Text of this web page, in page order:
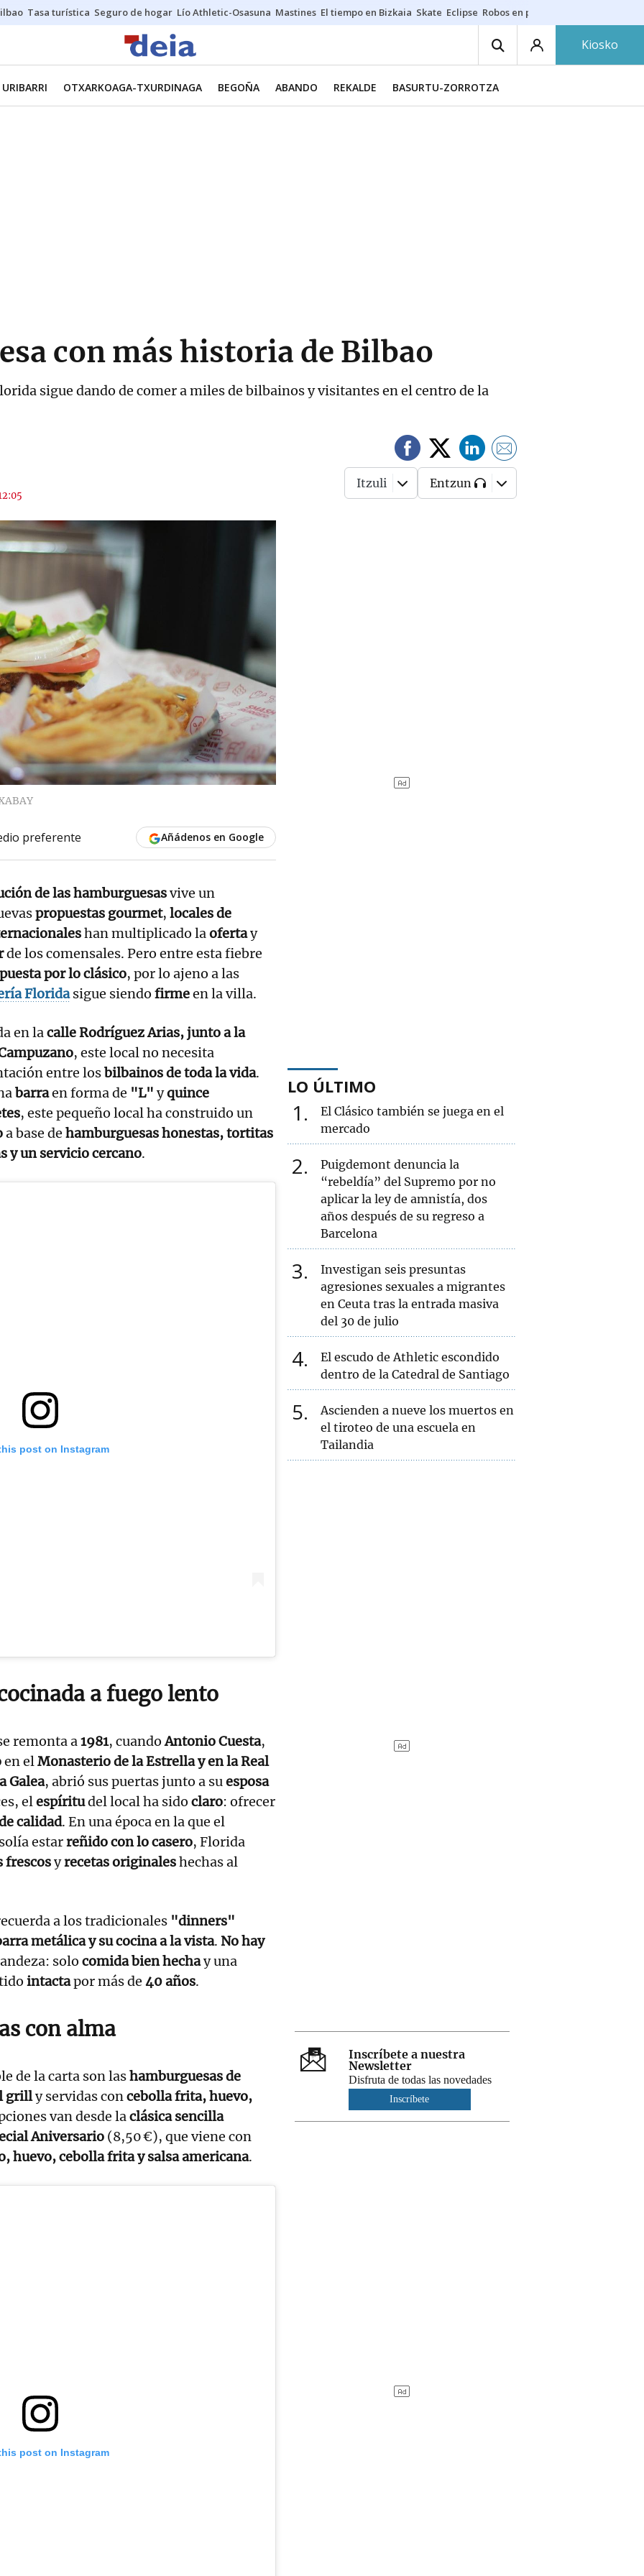
Tasa turística Seguro de hogar Lío Athletic-Osasuna Mastines El tiempo en Bizkaia Skate Eclipse Robos en playas
Kiosko
URIBARRI OTXARKOAGA-TXURDINAGA BEGOÑA ABANDO REKALDE BASURTU-ZORROTZA
con más historia de Bilbao
sigue dando de comer a miles de bilbainos y visitantes en el centro de la
Itzuli Entzun
preferente Añádenos en Google
de las hamburguesasvive un
propuestas gourmet, locales de
han multiplicado laofertay
de los comensales. Pero entre esta fiebre
por lo clásico, por lo ajeno a las
Florida sigue siendo firmeen la villa.
en lacalle Rodríguez Arias, junto a la
, este local no necesita
entre losbilbainos de toda la vida.
barraen forma de "L" yquince
, este pequeño local ha construido un
a base de hamburguesas honestas, tortitas
y un servicio cercano.
post on Instagram
a fuego lento
remonta a1981, cuandoAntonio Cuesta,
en elMonasterio de la Estrella y en la Real
Galea, abrió sus puertas junto a suesposa
elespíritudel local ha sido claro: ofrecer
calidad. En una época en la que el
estarreñido con lo casero, Florida
frescosyrecetas originaleshechas al
a los tradicionales "dinners"
metálica y su cocina a la vista. No hay
solo comida bien hechay una
intactapor más de 40 años.
con alma
de la carta son lashamburguesas de
grilly servidas concebolla frita, huevo,
van desde laclásica sencilla
Aniversario (8,50 €), que viene con
huevo, cebolla frita y salsa americana.
post on Instagram
LO ÚLTIMO
1
El Clásico también se juega en el
mercado
2
Puigdemont denuncia la
“rebeldía” del Supremo por no
aplicar la ley de amnistía, dos
años después de su regreso a
Barcelona
3
Investigan seis presuntas
agresiones sexuales a migrantes
en Ceuta tras la entrada masiva
del 30 de julio
4
El escudo de Athletic escondido
dentro de la Catedral de Santiago
5
Ascienden a nueve los muertos en
el tiroteo de una escuela en
Tailandia
Inscríbete a nuestra
Newsletter
Disfruta de todas las novedades
Inscríbete